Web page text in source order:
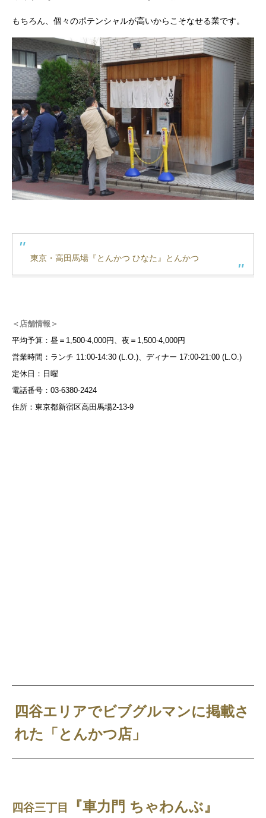
もちろん、個々のポテンシャルが高いからこそなせる業です。
東京・高田馬場『とんかつ ひなた』とんかつ
＜店舗情報＞
平均予算：昼＝1,500-4,000円、夜＝1,500-4,000円
営業時間：ランチ 11:00-14:30 (L.O.)、ディナー 17:00-21:00 (L.O.)
定休日：日曜
電話番号：03-6380-2424
住所：東京都新宿区高田馬場2-13-9
四谷エリアでビブグルマンに掲載さ
れた「とんかつ店」
四谷三丁目 『車力門 ちゃわんぶ』